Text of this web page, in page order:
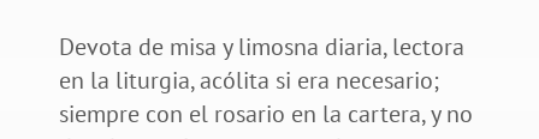
Devota de misa y limosna diaria, lectora
en la liturgia, acólita si era necesario;
siempre con el rosario en la cartera, y no